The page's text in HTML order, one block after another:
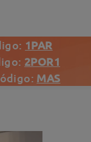
1PAR
2POR1
MAS